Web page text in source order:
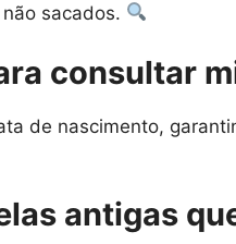
sacados.
consultar
de nascimento,
antigas